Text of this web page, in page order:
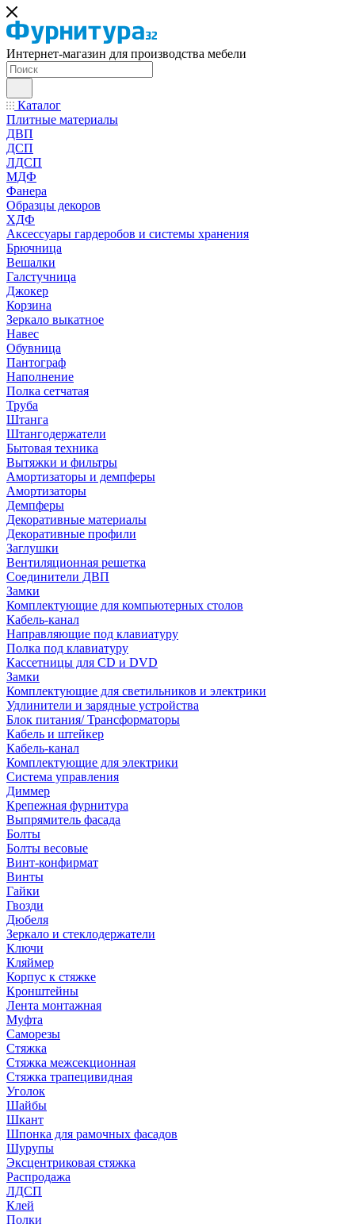
Интернет-магазин для производства мебели
Каталог
Плитные материалы
ДВП
ДСП
ЛДСП
МДФ
Фанера
Образцы декоров
ХДФ
Аксессуары гардеробов и системы хранения
Брючница
Вешалки
Галстучница
Джокер
Корзина
Зеркало выкатное
Навес
Обувница
Пантограф
Наполнение
Полка сетчатая
Труба
Штанга
Штангодержатели
Бытовая техника
Вытяжки и фильтры
Амортизаторы и демпферы
Амортизаторы
Демпферы
Декоративные материалы
Декоративные профили
Заглушки
Вентиляционная решетка
Соединители ДВП
Замки
Комплектующие для компьютерных столов
Кабель-канал
Направляющие под клавиатуру
Полка под клавиатуру
Кассетницы для CD и DVD
Замки
Комплектующие для светильников и электрики
Удлинители и зарядные устройства
Блок питания/ Трансформаторы
Кабель и штейкер
Кабель-канал
Комплектующие для электрики
Система управления
Диммер
Крепежная фурнитура
Выпрямитель фасада
Болты
Болты весовые
Винт-конфирмат
Винты
Гайки
Гвозди
Дюбеля
Зеркало и стеклодержатели
Ключи
Кляймер
Корпус к стяжке
Кронштейны
Лента монтажная
Муфта
Саморезы
Стяжка
Стяжка межсекционная
Стяжка трапецивидная
Уголок
Шайбы
Шкант
Шпонка для рамочных фасадов
Шурупы
Эксцентриковая стяжка
Распродажа
ЛДСП
Клей
Полки